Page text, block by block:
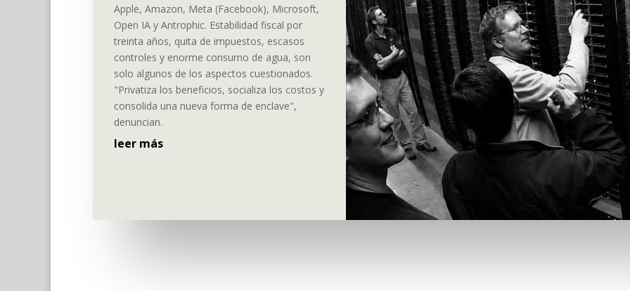
Apple, Amazon, Meta (Facebook), Microsoft,
Open IA y Antrophic. Estabilidad fiscal por
treinta años, quita de impuestos, escasos
controles y enorme consumo de agua, son
solo algunos de los aspectos cuestionados.
"Privatiza los beneficios, socializa los costos y
consolida una nueva forma de enclave",
denuncian.
leer más